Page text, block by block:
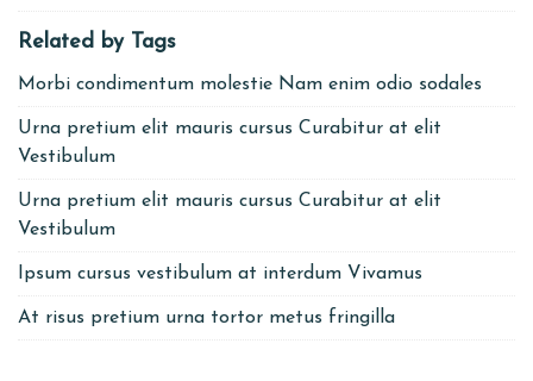
Related by Tags
Morbi condimentum molestie Nam enim odio sodales
Urna pretium elit mauris cursus Curabitur at elit
Vestibulum
Urna pretium elit mauris cursus Curabitur at elit
Vestibulum
Ipsum cursus vestibulum at interdum Vivamus
At risus pretium urna tortor metus fringilla